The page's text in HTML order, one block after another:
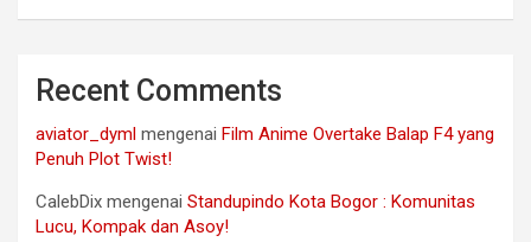
Recent Comments
aviator_dyml mengenai Film Anime Overtake Balap F4 yang
Penuh Plot Twist!
CalebDix mengenai Standupindo Kota Bogor : Komunitas
Lucu, Kompak dan Asoy!